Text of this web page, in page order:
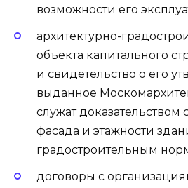
возможности его
архитектурно-
объекта капитального
и свидетельство о его
выданное
служат доказательством
фасада и этажности
градостроительным
договоры с